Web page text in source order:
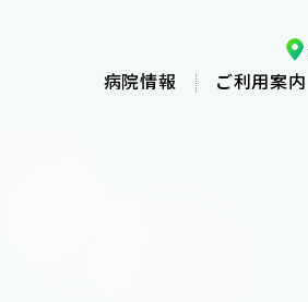
病院情報 ご利用案内